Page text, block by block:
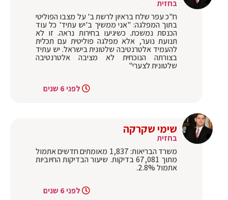
בחזית
ח"כ עפר שלח בראיון לרשת ב' על מצבו הפוליטי
בתוך המפלגה: "אני ממשיך ב'יש עתיד' כל עוד
הכנסת נמשכת. כשיגיעו בחירות נראה. זו לא
תנועת נוער, אלא מפלגה פוליטית עם תכלית
להעמיד אלטרנטיבה שלטונית בישראל. יש עתיד
בצורתה הנוכחית לא מציבה אלטרנטיבה
שלטונית לצערי"
לפני 6 שנים
שימי שקרקה
בחזית
משרד הבריאות: 1,837 מאומתים חדשים אתמול
מתוך 67,081 בדיקות. שיעור הבדיקות החיוביות
אתמול 2.8%.
לפני 6 שנים